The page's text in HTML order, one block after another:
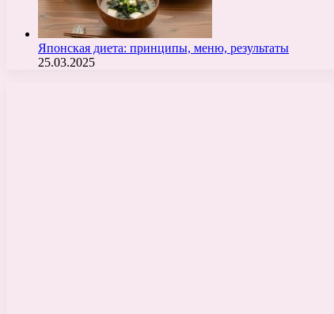
Японская диета: принципы, меню, результаты
25.03.2025